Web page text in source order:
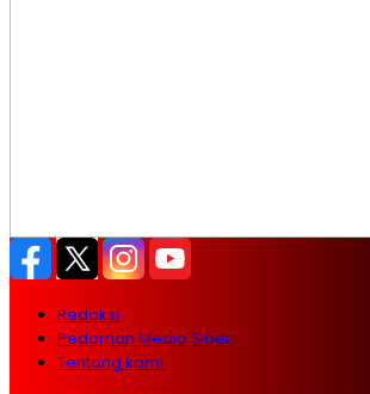
Redaksi
Pedoman Media Siber
Tentang kami